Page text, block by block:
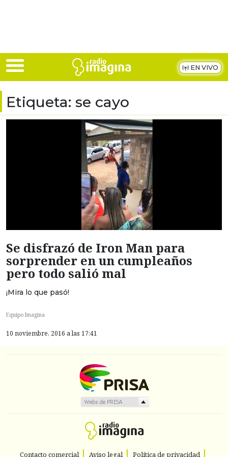
EN VIVO
Etiqueta: se cayo
Se disfrazó de Iron Man para
sorprender en un cumpleaños
pero todo salió mal
¡Mira lo que pasó!
Equipo Imagina
10 noviembre, 2016 a las 17:41
Contacto comercial Aviso legal Política de privacidad